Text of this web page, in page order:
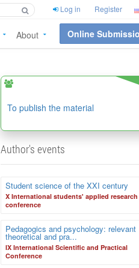
Log in Register
About Online
To publish the material
Author's events
Student science of the XXI century
X International students' applied research
conference
Pedagogics and psychology: relevant
theoretical and pra...
IX International Scientific and Practical
Conference